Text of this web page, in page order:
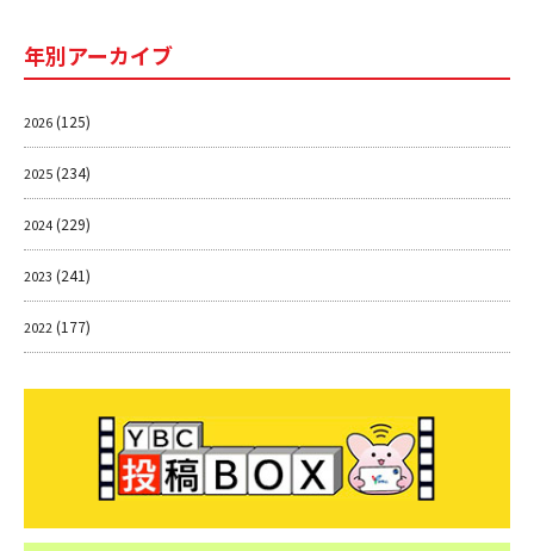
年別アーカイブ
2026(125)
2025(234)
2024(229)
2023 (241)
2022(177)